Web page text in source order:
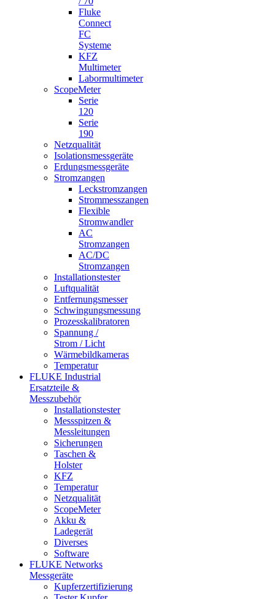
Fluke
Connect
FC
Systeme
KFZ
Multimeter
Labormultimeter
ScopeMeter
Serie
120
Serie
190
Netzqualität
Isolationsmessgeräte
Erdungsmessgeräte
Stromzangen
Leckstromzangen
Strommesszangen
Flexible
Stromwandler
AC
Stromzangen
AC/DC
Stromzangen
Installationstester
Luftqualität
Entfernungsmesser
Schwingungsmessung
Prozesskalibratoren
Spannung /
Strom / Licht
Wärmebildkameras
Temperatur
FLUKE Industrial
Ersatzteile &
Messzubehör
Installationstester
Messspitzen &
Messleitungen
Sicherungen
Taschen &
Holster
KFZ
Temperatur
Netzqualität
ScopeMeter
Akku &
Ladegerät
Diverses
Software
FLUKE Networks
Messgeräte
Kupferzertifizierung